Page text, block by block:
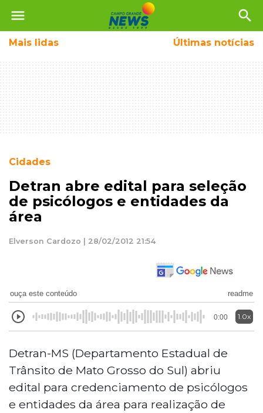
menu search
Mais lidas Últimas notícias
Cidades
Detran abre edital para seleção
de psicólogos e entidades da
área
Elverson Cardozo | 28/02/2012 21:54
ouça este conteúdo readme
0:00 1.0x
Detran-MS (Departamento Estadual de
Trânsito de Mato Grosso do Sul) abriu
edital para credenciamento de psicólogos
e entidades da área para realização de